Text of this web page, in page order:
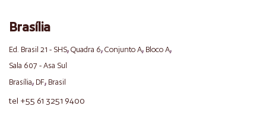
Brasília
Ed. Brasil 21 - SHS, Quadra 6, Conjunto A, Bloco A,
Sala 607 - Asa Sul
Brasília, DF, Brasil
tel +55 61 3251 9400